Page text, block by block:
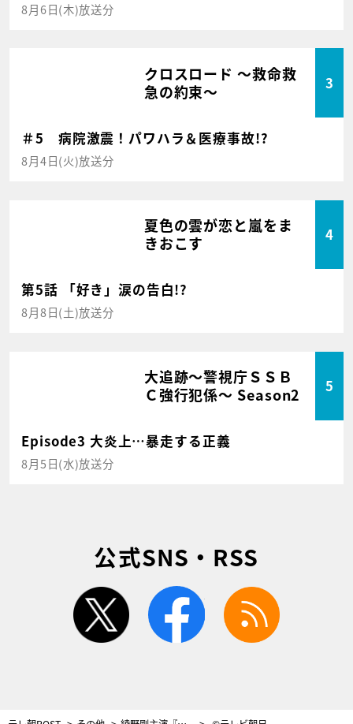
8月6日(木)放送分
クロスロード ～救命救
急の約束～
3
＃5 病院激震！パワハラ＆医療事故!?
8月4日(火)放送分
夏色の雲が恋と嵐をま
きおこす
4
第5話 「好き」涙の告白!?
8月8日(土)放送分
大追跡～警視庁ＳＳＢ
Ｃ強行犯係～ Season2
5
Episode3 大炎上…暴走する正義
8月5日(水)放送分
公式SNS・RSS
twitter facebook